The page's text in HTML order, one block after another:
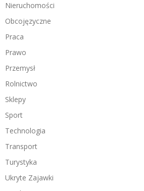
Nieruchomości
Obcojęzyczne
Praca
Prawo
Przemysł
Rolnictwo
Sklepy
Sport
Technologia
Transport
Turystyka
Ukryte Zajawki